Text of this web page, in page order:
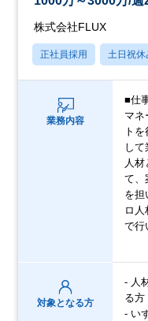
株式会社FLUX
正社員採用 土日祝休
業務内容
■仕
マネ
ト
して
人
て、
を担
ロ
で行
対象となる方
- 人
る方
- い